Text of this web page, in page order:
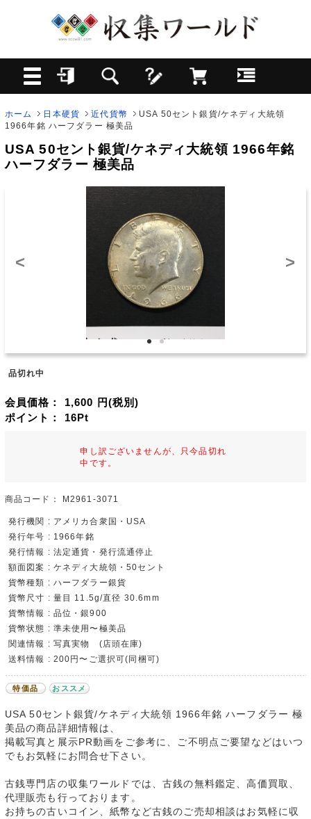
ホーム 日本硬貨 近代貨幣
USA 50セント銀貨/ケネディ大統領
1966年銘 ハーフダラー 極美品
USA 50セント銀貨/ケネディ大統領 1966年銘
ハーフダラー 極美品
< >
品切れ中
会員価格： 1,600 円(税別)
ポイント： 16Pt
申し訳ございませんが、只今品切れ
中です。
商品コード： M2961-3071
発行機関 : アメリカ合衆国・USA
発行年号 : 1966年銘
発行情報 : 法定通貨・発行流通停止
額面図案 : ケネディ大統領・50セント
貨幣種類 : ハーフダラー銀貨
貨幣尺寸 : 量目 11.5g/直径 30.6mm
貨幣情報 : 品位・銀900
貨幣状態 : 準未使用〜極美品
関連情報 : 写真実物 (店頭在庫)
送料情報 : 200円〜ご選択可(同梱可)
特価品 おススメ
USA 50セント銀貨/ケネディ大統領 1966年銘 ハーフダラー 極
美品の商品詳細情報は、
掲載写真と展示PR動画をご参考に、ご不明点ご要望などはいつ
でもお気軽にお問合せ下さい。
古銭専門店の収集ワールドでは、古銭の無料鑑定、高価買取、
代理販売も行っております。
お持ちの古いコイン、紙幣など古銭のご売却相談はお気軽に収